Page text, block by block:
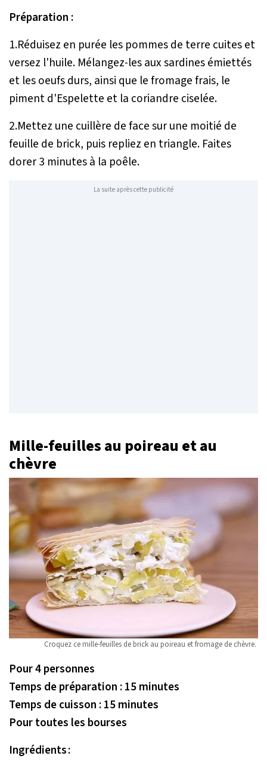
Préparation :
1.Réduisez en purée les pommes de terre cuites et
versez l'huile. Mélangez-les aux sardines émiettés
et les oeufs durs, ainsi que le fromage frais, le
piment d'Espelette et la coriandre ciselée.
2.Mettez une cuillère de face sur une moitié de
feuille de brick, puis repliez en triangle. Faites
dorer 3 minutes à la poêle.
La suite après cette publicité
Mille-feuilles au poireau et au
chèvre
Croquez ce mille-feuilles de brick au poireau et fromage de chèvre.
Pour 4 personnes
Temps de préparation : 15 minutes
Temps de cuisson : 15 minutes
Pour toutes les bourses
Ingrédients :